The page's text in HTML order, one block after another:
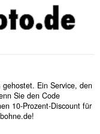
Ein Service, den
Sie den Code
10-Prozent-Discount für